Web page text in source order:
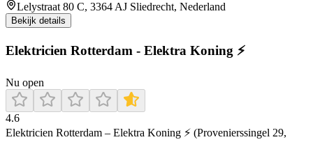
Lelystraat 80 C, 3364 AJ Sliedrecht, Nederland
Bekijk details
Elektricien Rotterdam - Elektra Koning ⚡
Nu open
4.6
Elektricien Rotterdam – Elektra Koning ⚡ (Provenierssingel 29,